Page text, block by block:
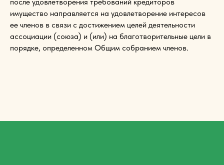
имущество направляется на удовлетворение интересов
ее членов в связи с достижением целей деятельности
ассоциации (союза) и (или) на благотворительные цели в
порядке, определенном Общим собранием членов.